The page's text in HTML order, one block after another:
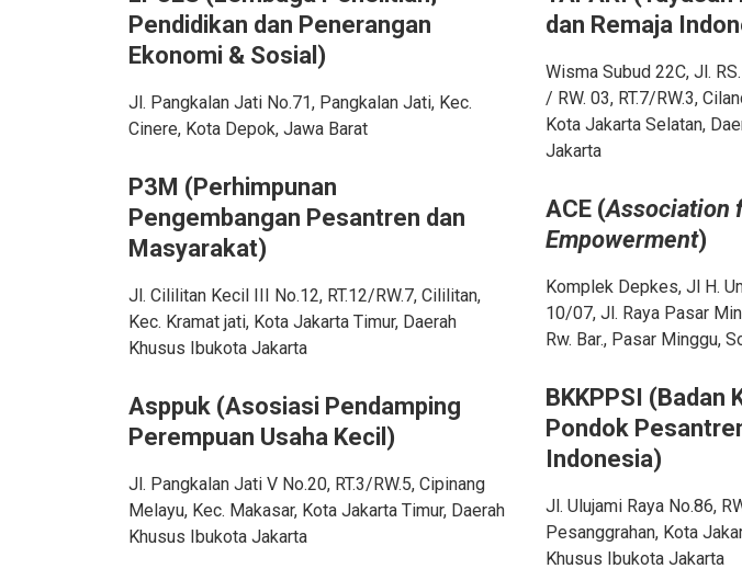
Pendidikan dan Penerangan
Ekonomi & Sosial)
Jl. Pangkalan Jati No.71, Pangkalan Jati, Kec.
Cinere, Kota Depok, Jawa Barat
P3M (Perhimpunan
Pengembangan Pesantren dan
Masyarakat)
Jl. Cililitan Kecil III No.12, RT.12/RW.7, Cililitan,
Kec. Kramat jati, Kota Jakarta Timur, Daerah
Khusus Ibukota Jakarta
Asppuk (Asosiasi Pendamping
Perempuan Usaha Kecil)
Jl. Pangkalan Jati V No.20, RT.3/RW.5, Cipinang
Melayu, Kec. Makasar, Kota Jakarta Timur, Daerah
Khusus Ibukota Jakarta
dan Remaja
Wisma Subud 22C, Jl.
/ RW. 03, RT.7/RW.3,
Kota Jakarta Selatan,
Jakarta
ACE (Association
Empowerment)
Komplek Depkes, Jl H.
10/07, Jl. Raya Pasar
Rw. Bar., Pasar Minggu,
BKKPPSI (Badan
Pondok
Indonesia)
Jl. Ulujami Raya No.86,
Pesanggrahan, Kota
Khusus Ibukota Jakarta